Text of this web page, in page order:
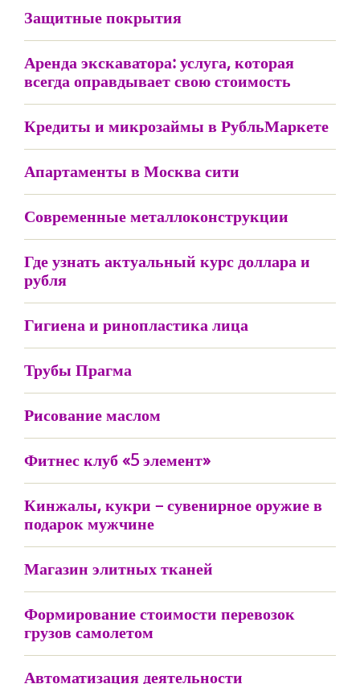
Защитные покрытия
Аренда экскаватора: услуга, которая
всегда оправдывает свою стоимость
Кредиты и микрозаймы в РубльМаркете
Апартаменты в Москва сити
Современные металлоконструкции
Где узнать актуальный курс доллара и
рубля
Гигиена и ринопластика лица
Трубы Прагма
Рисование маслом
Фитнес клуб «5 элемент»
Кинжалы, кукри – сувенирное оружие в
подарок мужчине
Магазин элитных тканей
Формирование стоимости перевозок
грузов самолетом
Автоматизация деятельности